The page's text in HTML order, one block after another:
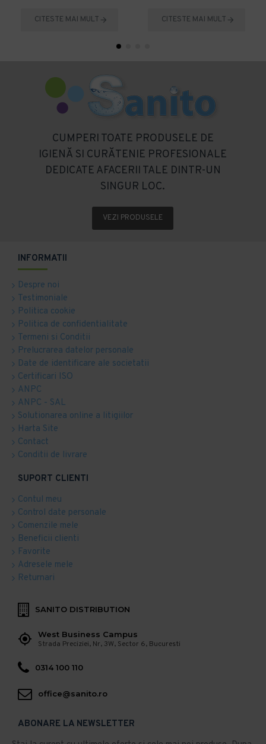
CITESTE MAI MULT CITESTE MAI MULT
CUMPERI TOATE PRODUSELE DE
IGIENĂ SI CURĂTENIE PROFESIONALE
DEDICATE AFACERII TALE DINTR-UN
SINGUR LOC.
VEZI PRODUSELE
INFORMATII
Despre noi
Testimoniale
Politica cookie
Politica de confidentialitate
Termeni si Conditii
Prelucrarea datelor personale
Date de identificare ale societatii
Certificari ISO
ANPC
ANPC - SAL
Solutionarea online a litigiilor
Harta Site
Contact
Conditii de livrare
SUPORT CLIENTI
Contul meu
Control date personale
Comenzile mele
Beneficii clienti
Favorite
Adresele mele
Returnari
SANITO DISTRIBUTION
West Business Campus
Strada Preciziei, Nr, 3W, Sector 6, Bucuresti
0314 100 110
office@sanito.ro
ABONARE LA NEWSLETTER